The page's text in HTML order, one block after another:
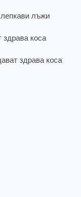
лъжи
здрава коса
здрава коса